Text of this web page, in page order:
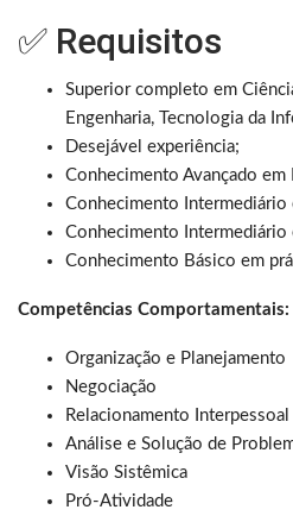
✅ Requisitos
Superior completo em
Engenharia, Tecnologia da
Desejável experiência;
Conhecimento Avançado em
Conhecimento Intermediário
Conhecimento Intermediário
Conhecimento Básico em
Competências Comportamentais:
Organização e Planejamento
Negociação
Relacionamento Interpessoal
Análise e Solução de
Visão Sistêmica
Pró-Atividade